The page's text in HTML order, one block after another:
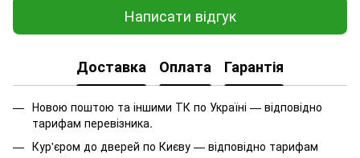
Написати відгук
Доставка Оплата Гарантія
Новою поштою та іншими ТК по Україні — відповідно
тарифам перевізника.
Кур'єром до дверей по Києву — відповідно тарифам